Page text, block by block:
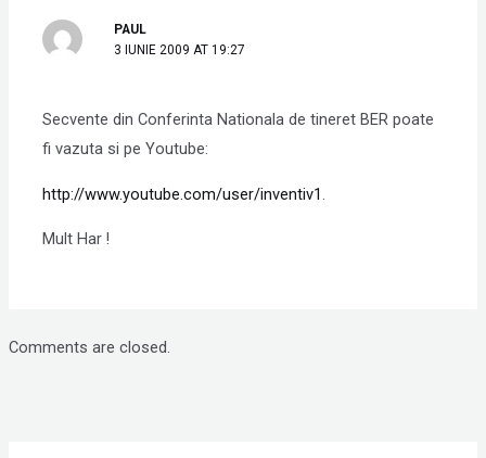
PAUL
3 IUNIE 2009 AT 19:27
Secvente din Conferinta Nationala de tineret BER poate
fi vazuta si pe Youtube:
http://www.youtube.com/user/inventiv1
Mult Har !
Comments are closed.